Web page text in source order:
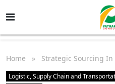
Home » Strategic Sourcing In
Logistic, Supply Chain and